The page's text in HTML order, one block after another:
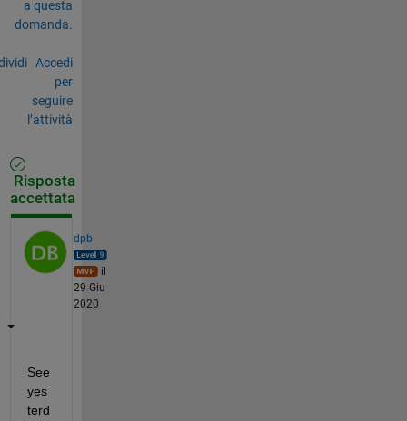
a questa
domanda.
Accedi
per
seguire
l’attività
Risposta
accettata
dpb
il
29 Giu
2020
See
yes
terd